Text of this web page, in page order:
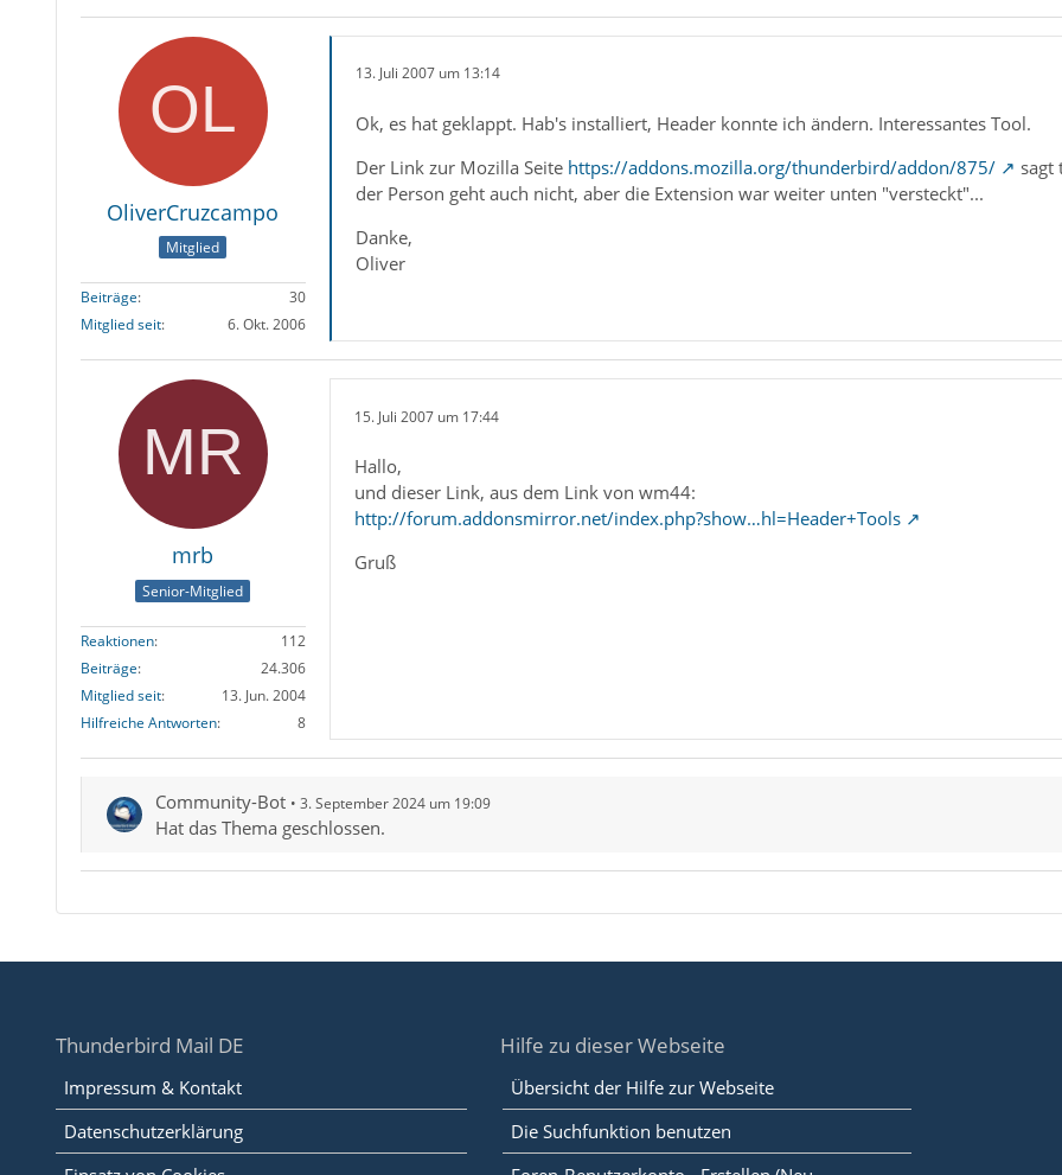
OliverCruzcampo
Mitglied
Beiträge
30
Mitglied seit
6. Okt. 2006
13. Juli 2007 um 13:14
Ok, es hat geklappt. Hab's installiert, Header konnte ich ändern. Interessantes Tool.
Der Link zur Mozilla Seite https://addons.mozilla.org/thunderbird/addon/875/
sagt
der Person geht auch nicht, aber die Extension war weiter unten "versteckt"...
Danke,
Oliver
mrb
Senior-Mitglied
Reaktionen
112
Beiträge
24.306
Mitglied seit
13. Jun. 2004
Hilfreiche Antworten
8
15. Juli 2007 um 17:44
Hallo,
und dieser Link, aus dem Link von wm44:
http://forum.addonsmirror.net/index.php?show…hl=Header+Tools
Gruß
Community-Bot 3. September 2024 um 19:09
Hat das Thema geschlossen.
Thunderbird Mail DE
Impressum & Kontakt
Datenschutzerklärung
Hilfe zu dieser Webseite
Übersicht der Hilfe zur Webseite
Die Suchfunktion benutzen